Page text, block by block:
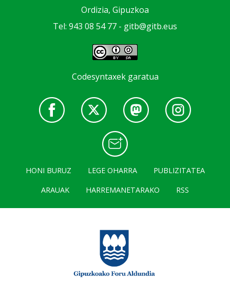
Ordizia, Gipuzkoa
Tel: 943 08 54 77 - gitb@gitb.eus
Codesyntaxek garatua
HONI BURUZ LEGE OHARRA
PUBLIZITATEA
ARAUAK
HARREMANETARAKO RSS